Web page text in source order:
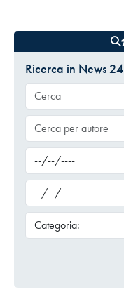
Ricerca in News 24